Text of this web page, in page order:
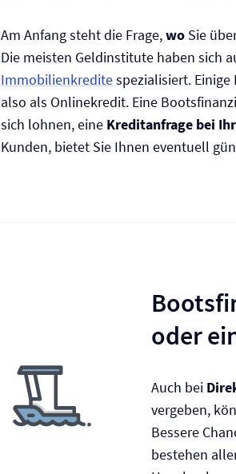
Am Anfang steht die Frage,wo Sie
Die meisten Geldinstitute haben sich
Immobilienkreditespezialisiert.
also als Onlinekredit. Eine
sich lohnen, eine Kreditanfrage bei
Kunden, bietet Sie Ihnen eventuell
oder
Auch bei
vergeben,
Bessere
bestehen